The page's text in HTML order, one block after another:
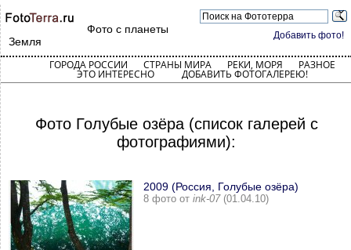
Добавить фото!
Фото с планеты
Земля
ГОРОДА РОССИИ СТРАНЫ МИРА РЕКИ, МОРЯ РАЗНОЕ
ЭТО ИНТЕРЕСНО ДОБАВИТЬ ФОТОГАЛЕРЕЮ!
Фото Голубые озёра (список галерей с
фотографиями):
2009 (Россия, Голубые озёра)
8 фото от ink-07(01.04.10)